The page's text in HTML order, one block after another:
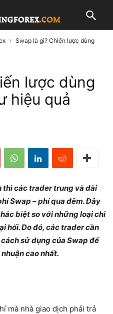
Swap là gì? Chiến lược dùng
lược dùng
hiệu quả
thì các trader trung và dài
Swap – phí qua đêm. Đây
biệt so với những loại chi
hối. Do đó, các trader cần
sử dụng của Swap để
cao nhất.
mà nhà giao dịch phải trả